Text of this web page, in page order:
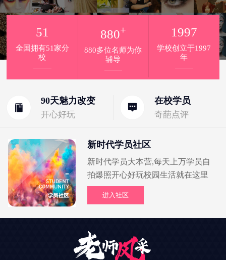
90天魅力改变
开心好玩
在校学员
奇葩点评
51
全国拥有51家分
校
880+
880多位名师为你
辅导
1997
学校创立于1997
年
新时代学员社区
新时代学员大本营,每天上万学员自
拍爆照开心好玩校园生活就在这里
进入社区